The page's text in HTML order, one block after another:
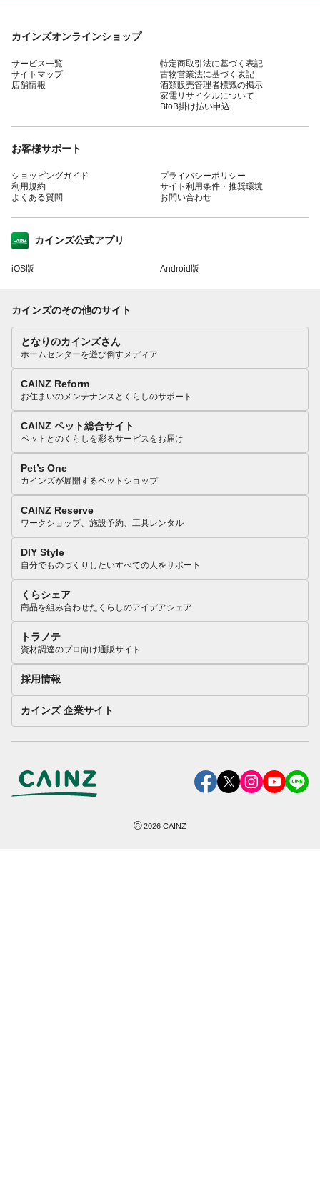
カインズオンラインショップ
サービス一覧
サイトマップ
店舗情報
特定商取引法に基づく表記
古物営業法に基づく表記
酒類販売管理者標識の掲示
家電リサイクルについて
BtoB掛け払い申込
お客様サポート
ショッピングガイド
利用規約
よくある質問
プライバシーポリシー
サイト利用条件・推奨環境
お問い合わせ
カインズ公式アプリ
iOS版 Android版
カインズのその他のサイト
となりのカインズさん
ホームセンターを遊び倒すメディア
CAINZ Reform
お住まいのメンテナンスとくらしのサポート
CAINZ ペット総合サイト
ペットとのくらしを彩るサービスをお届け
Pet’s One
カインズが展開するペットショップ
CAINZ Reserve
ワークショップ、施設予約、工具レンタル
DIY Style
自分でものづくりしたいすべての人をサポート
くらシェア
商品を組み合わせたくらしのアイデアシェア
トラノテ
資材調達のプロ向け通販サイト
採用情報
カインズ 企業サイト
©2026 CAINZ